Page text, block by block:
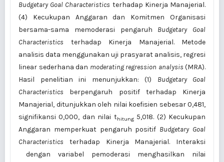
Budgetary Goal Characteristics terhadap Kinerja Manajerial.
(4) Kecukupan Anggaran dan Komitmen Organisasi
bersama-sama memoderasi pengaruh Budgetary Goal
Characteristics
terhadap Kinerja Manajerial. Metode
analisis data menggunakan uji prasyarat analisis, regresi
linear sederhana dan moderating regression analysis (MRA).
Hasil penelitian ini menunjukkan: (1) Budgetary Goal
Characteristics berpengaruh positif terhadap Kinerja
Manajerial, ditunjukkan oleh nilai koefisien sebesar 0,481,
signifikansi 0,000, dan nilai thitung5,018. (2) Kecukupan
Anggaran memperkuat pengaruh positif Budgetary Goal
Characteristics terhadap Kinerja Manajerial. Interaksi
dengan variabel pemoderasi menghasilkan nilai